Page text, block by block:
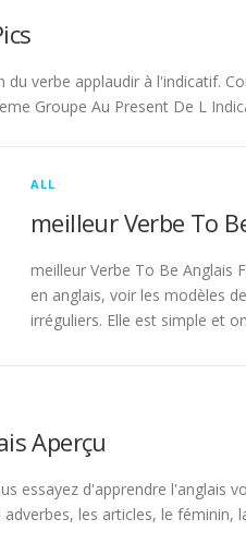
verbe applaudir à l'indicatif.
Groupe Au Present De L
ALL
meilleur Verbe To
meilleur Verbe To Be Anglais
en anglais, voir les modèles
irréguliers. Elle est simple et
Aperçu
essayez d'apprendre l'anglais
les articles, le féminin,